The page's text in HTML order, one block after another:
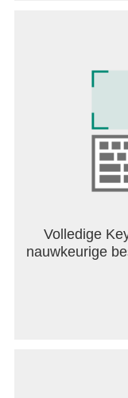
Volledige
nauwkeurige